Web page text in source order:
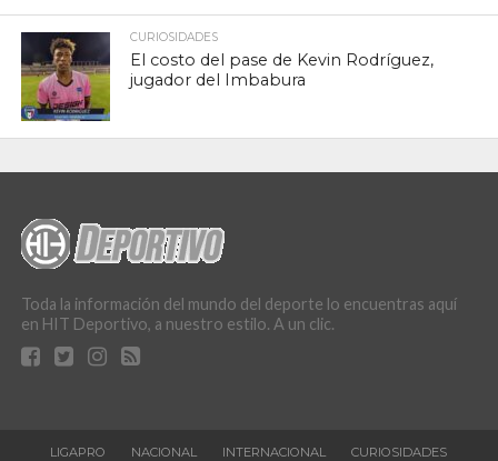
CURIOSIDADES
El costo del pase de Kevin Rodríguez,
jugador del Imbabura
Toda la información del mundo del deporte lo encuentras aquí
en HIT Deportivo, a nuestro estilo. A un clic.
LIGAPRO NACIONAL INTERNACIONAL CURIOSIDADES